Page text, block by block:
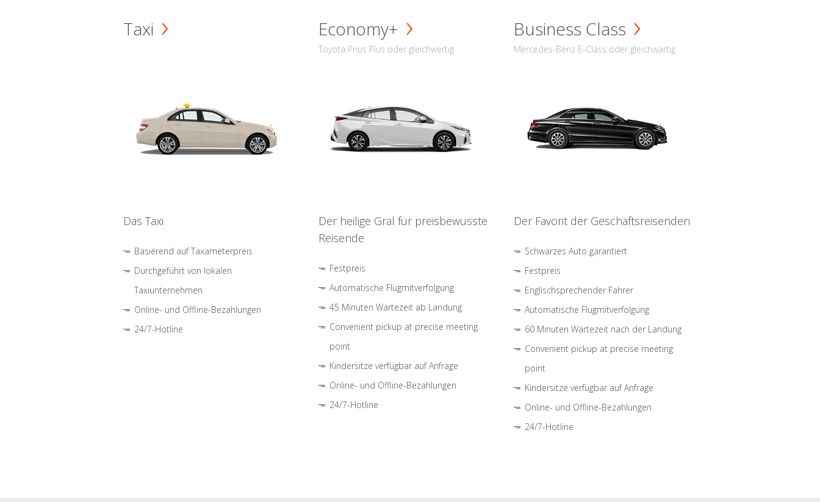
Taxi
Das Taxi
Basierend auf Taxameterpreis
Durchgeführt von lokalen
Taxiunternehmen
Online- und Offline-Bezahlungen
24/7-Hotline
Economy+
Toyota Prius Plus oder gleichwertig
Der heilige Gral für preisbewusste
Reisende
Festpreis
Automatische Flugmitverfolgung
45 Minuten Wartezeit ab Landung
Convenient pickup at precise meeting
point
Kindersitze verfügbar auf Anfrage
Online- und Offline-Bezahlungen
24/7-Hotline
Business Class
Mercedes-Benz E-Class oder gleichwärtig
Der Favorit der Geschäftsreisenden
Schwarzes Auto garantiert
Festpreis
Englischsprechender Fahrer
Automatische Flugmitverfolgung
60 Minuten Wartezeit nach der Landung
Convenient pickup at precise meeting
point
Kindersitze verfügbar auf Anfrage
Online- und Offline-Bezahlungen
24/7-Hotline